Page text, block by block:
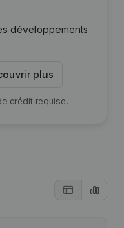
développements
plus
crédit requise.